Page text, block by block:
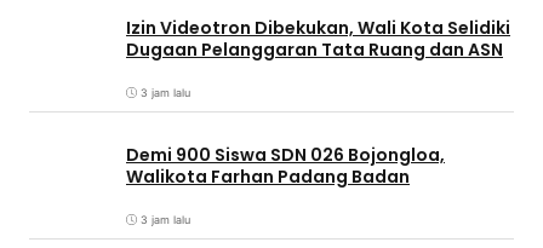
Izin Videotron Dibekukan, Wali Kota Selidiki
Dugaan Pelanggaran Tata Ruang dan ASN
3 jam lalu
Demi 900 Siswa SDN 026 Bojongloa,
Walikota Farhan Padang Badan
3 jam lalu